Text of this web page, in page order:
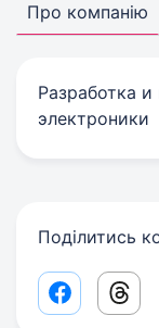
Про компанію
Разработка
электроники
Поділитись
Facebook